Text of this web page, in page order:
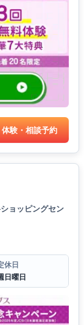
体験・相談予約
ョッピングセン
休日
日曜日